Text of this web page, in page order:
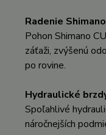
Radenie
Pohon Shimano
záťaži, zvýšenú
po rovine.
Hydraulické
Spoľahlivé
náročnejších